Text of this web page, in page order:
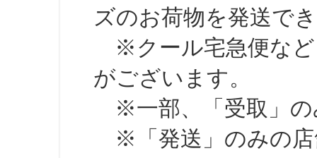
ズのお荷物を発送で
※クール宅急便など
がございます。
※一部、「受取」の
※「発送」のみの店